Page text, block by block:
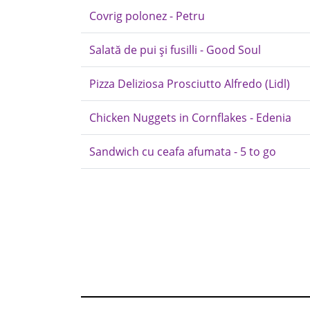
Covrig polonez - Petru
Salată de pui și fusilli - Good Soul
Pizza Deliziosa Prosciutto Alfredo (Lidl)
Chicken Nuggets in Cornflakes - Edenia
Sandwich cu ceafa afumata - 5 to go